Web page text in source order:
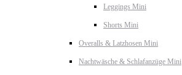
Leggings Mini
Shorts Mini
Overalls & Latzhosen Mini
Nachtwäsche & Schlafanzüge Mini